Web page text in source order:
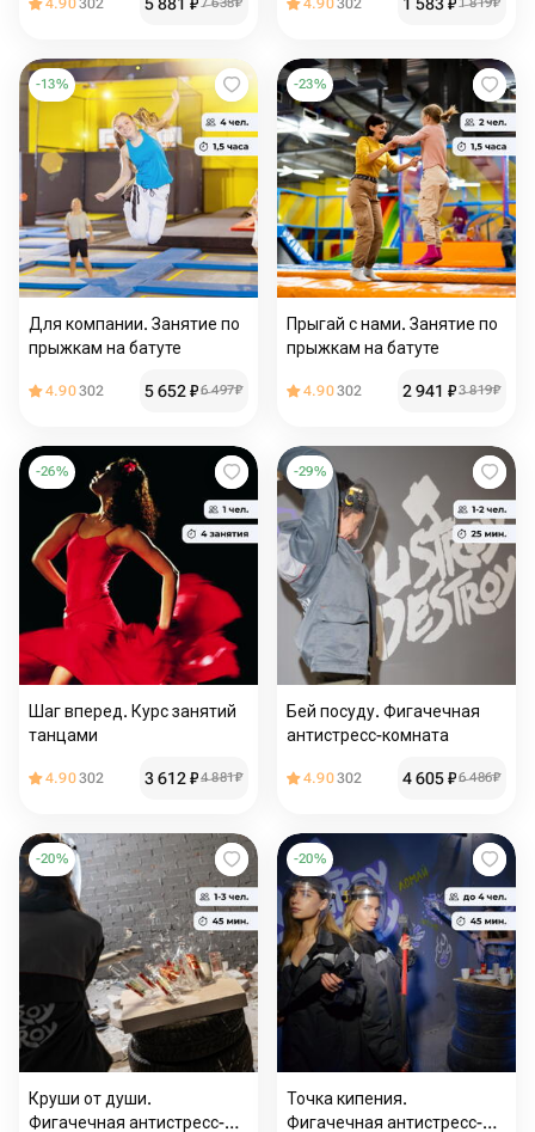
4.90302 4.90302
-13%
Для компании. Занятие по
прыжкам на батуте
4.90302 5 652₽6 497₽
-23%
Прыгай с нами. Занятие по
прыжкам на батуте
4.90302 2 941 ₽3 819₽
-26%
Шаг вперед. Курс занятий
танцами
4.90302 3 612₽4 881₽
-29%
Бей посуду. Фигачечная
антистресс-комната
4.90302 4 605₽6 486₽
-20%
Круши от души.
Фигачечная антистресс-
-20%
Точка кипения.
Фигачечная антистресс-